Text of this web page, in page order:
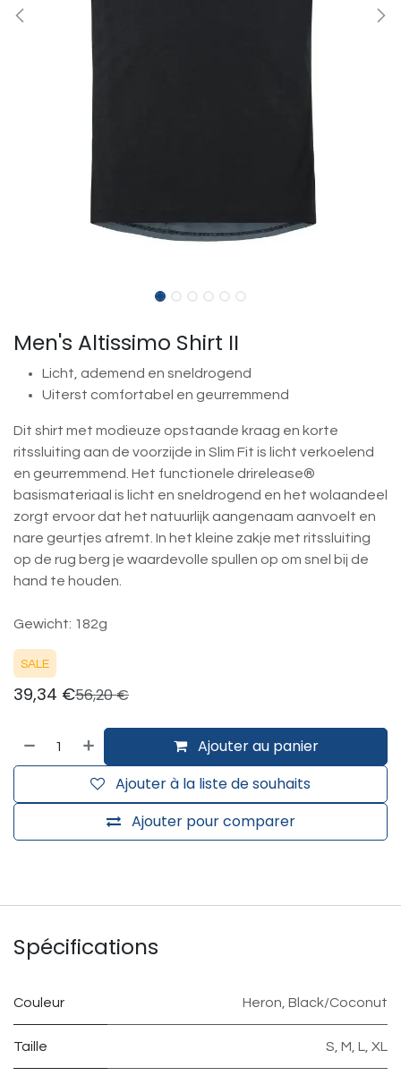
Men's Altissimo Shirt II
Licht, ademend en sneldrogend
Uiterst comfortabel en geurremmend
Dit shirt met modieuze opstaande kraag en korte
ritssluiting aan de voorzijde in Slim Fit is licht verkoelend
en geurremmend. Het functionele drirelease®
basismateriaal is licht en sneldrogend en het wolaandeel
zorgt ervoor dat het natuurlijk aangenaam aanvoelt en
nare geurtjes afremt. In het kleine zakje met ritssluiting
op de rug berg je waardevolle spullen op om snel bij de
hand te houden.
Gewicht: 182g
SALE
39,34 €56,20€
Ajouter au panier
Ajouter pour comparer
Ajouter à la liste de souhaits
Spécifications
Couleur Heron Black/Coconut
Taille S M L XL